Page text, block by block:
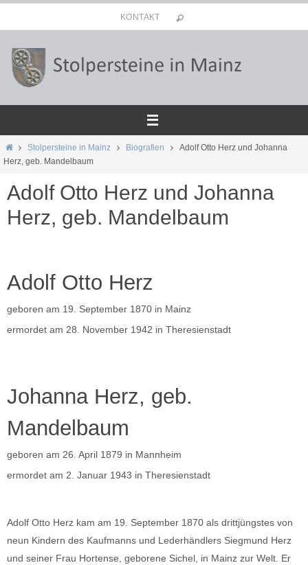
Inhalt
springen
KONTAKT
StartStolpersteine in Mainz Biografien
Adolf Otto Herz und Johanna
Herz, geb. Mandelbaum
Adolf Otto Herz und Johanna
Herz, geb. Mandelbaum
Adolf Otto Herz
geboren am 19. September 1870 in Mainz
ermordet am 28. November 1942 in Theresienstadt
Johanna Herz, geb.
Mandelbaum
geboren am 26. April 1879 in Mannheim
ermordet am 2. Januar 1943 in Theresienstadt
Adolf Otto Herz kam am 19. September 1870 als drittjüngstes von
neun Kindern des Kaufmanns und Lederhändlers Siegmund Herz
und seiner Frau Hortense, geborene Sichel, in Mainz zur Welt. Er